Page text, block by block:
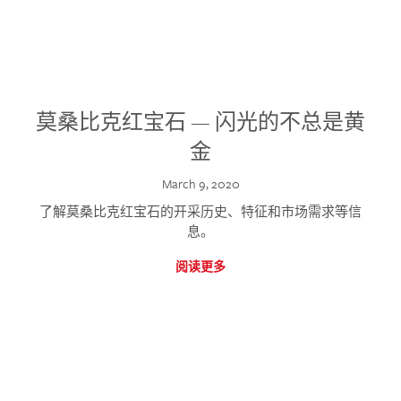
莫桑比克红宝石 — 闪光的不总是黄
金
March 9, 2020
了解莫桑比克红宝石的开采历史、特征和市场需求等信
息。
阅读更多